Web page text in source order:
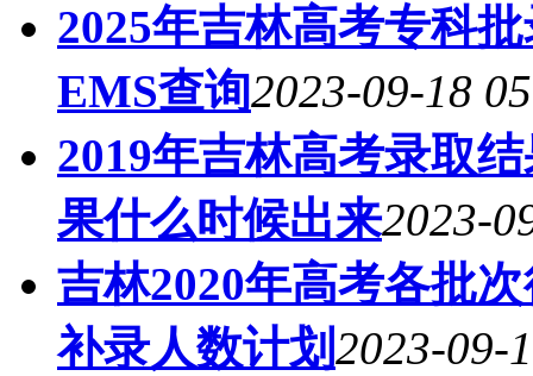
2025年吉林高考专科
EMS查询2023-09-18
2019年吉林高考录取
果什么时候出来2023-
吉林2020年高考各批
补录人数计划2023-09-